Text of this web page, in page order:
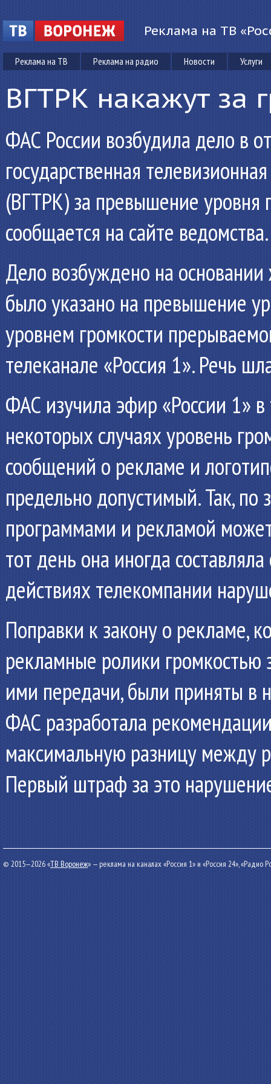
Реклама на ТВ
Реклама на ТВ Реклама на радио Новости Услуги
ВГТРК накажут за
ФАС России возбудила дело в
государственная
(ВГТРК) за превышение уровня
сообщается на сайте ведомства.
Дело возбуждено на
было указано на превышение
уровнем громкости
телеканале «Россия 1». Речь
ФАС изучила эфир «России 1»
некоторых случаях уровень
сообщений о рекламе и
предельно допустимый. Так,
программами и рекламой
тот день она иногда
действиях телекомпании
Поправки к закону о рекламе,
рекламные ролики
ими передачи, были приняты в
ФАС разработала
максимальную разницу между
Первый штраф за это
© 2015—2026 «ТВ Воронеж» — реклама на каналах «Россия 1» и «Россия 24», «Радио